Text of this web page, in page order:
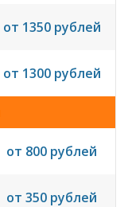
от 1350 рублей
от 1300 рублей
от 800 рублей
от 350 рублей